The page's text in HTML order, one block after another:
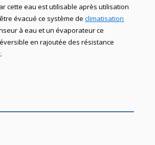
cette eau est utilisable après utilisation
évacué ce système declimatisation
à eau et un évaporateur ce
en rajoutée des résistance